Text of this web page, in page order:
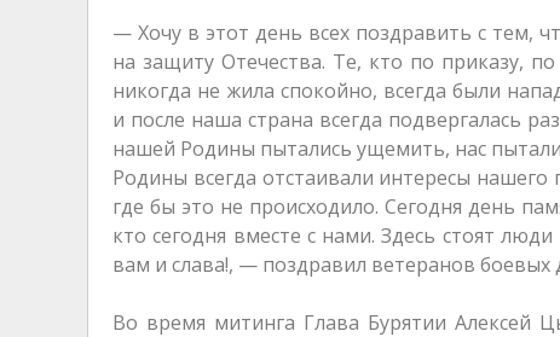
— Хочу в этот день всех поздравить с тем,
на защиту Отечества. Те, кто по приказу,
никогда не жила спокойно, всегда были
и после наша страна всегда подвергалась
нашей Родины пытались ущемить, нас
Родины всегда отстаивали интересы
где бы это не происходило. Сегодня день
кто сегодня вместе с нами. Здесь стоят
вам и слава!, — поздравил ветеранов
Во время митинга Глава Бурятии Алексей